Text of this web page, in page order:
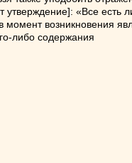
утверждение]: «Все есть
возникновения
либо содержания